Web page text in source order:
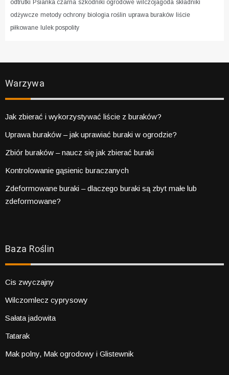
odtrutki Psianka czarna szkodniki ogrodowe wilczojagoda składniki
odżywcze metody ochrony biologia roślin uprawa buraków liście
piłkowane lulek pospolity
Warzywa
Jak zbierać i wykorzystywać liście z buraków?
Uprawa buraków – jak uprawiać buraki w ogrodzie?
Zbiór buraków – naucz się jak zbierać buraki
Kontrolowanie gąsienic buraczanych
Zdeformowane buraki – dlaczego buraki są zbyt małe lub
zdeformowane?
Baza Roślin
Cis zwyczajny
Wilczomlecz cyprysowy
Sałata jadowita
Tatarak
Mak polny, Mak ogrodowy i Glistewnik